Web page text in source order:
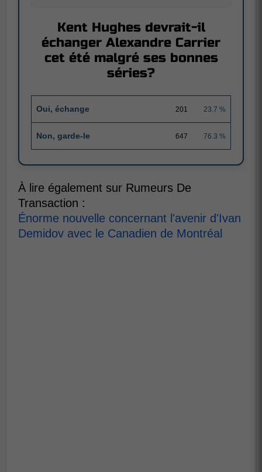
Kent Hughes devrait-il
échanger Alexandre Carrier
cet été malgré ses bonnes
séries?
Oui, échange 201 23.7 %
Non, garde-le 647 76.3 %
À lire également sur Rumeurs De
Transaction :
Énorme nouvelle concernant l'avenir d'Ivan
Demidov avec le Canadien de Montréal